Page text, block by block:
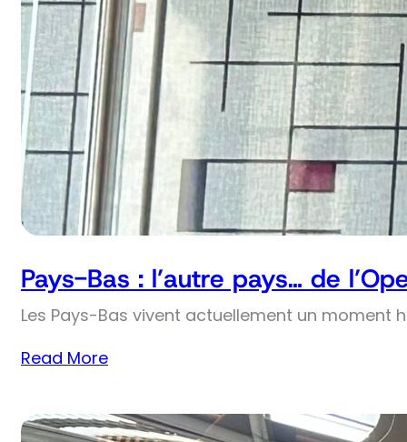
Pays-Bas : l’autre pays… de
Les Pays-Bas vivent actuellement un moment
Read More